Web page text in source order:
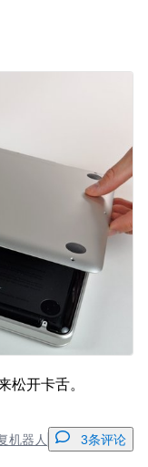
发帖评论
开卡舌。
机器人 3条评论